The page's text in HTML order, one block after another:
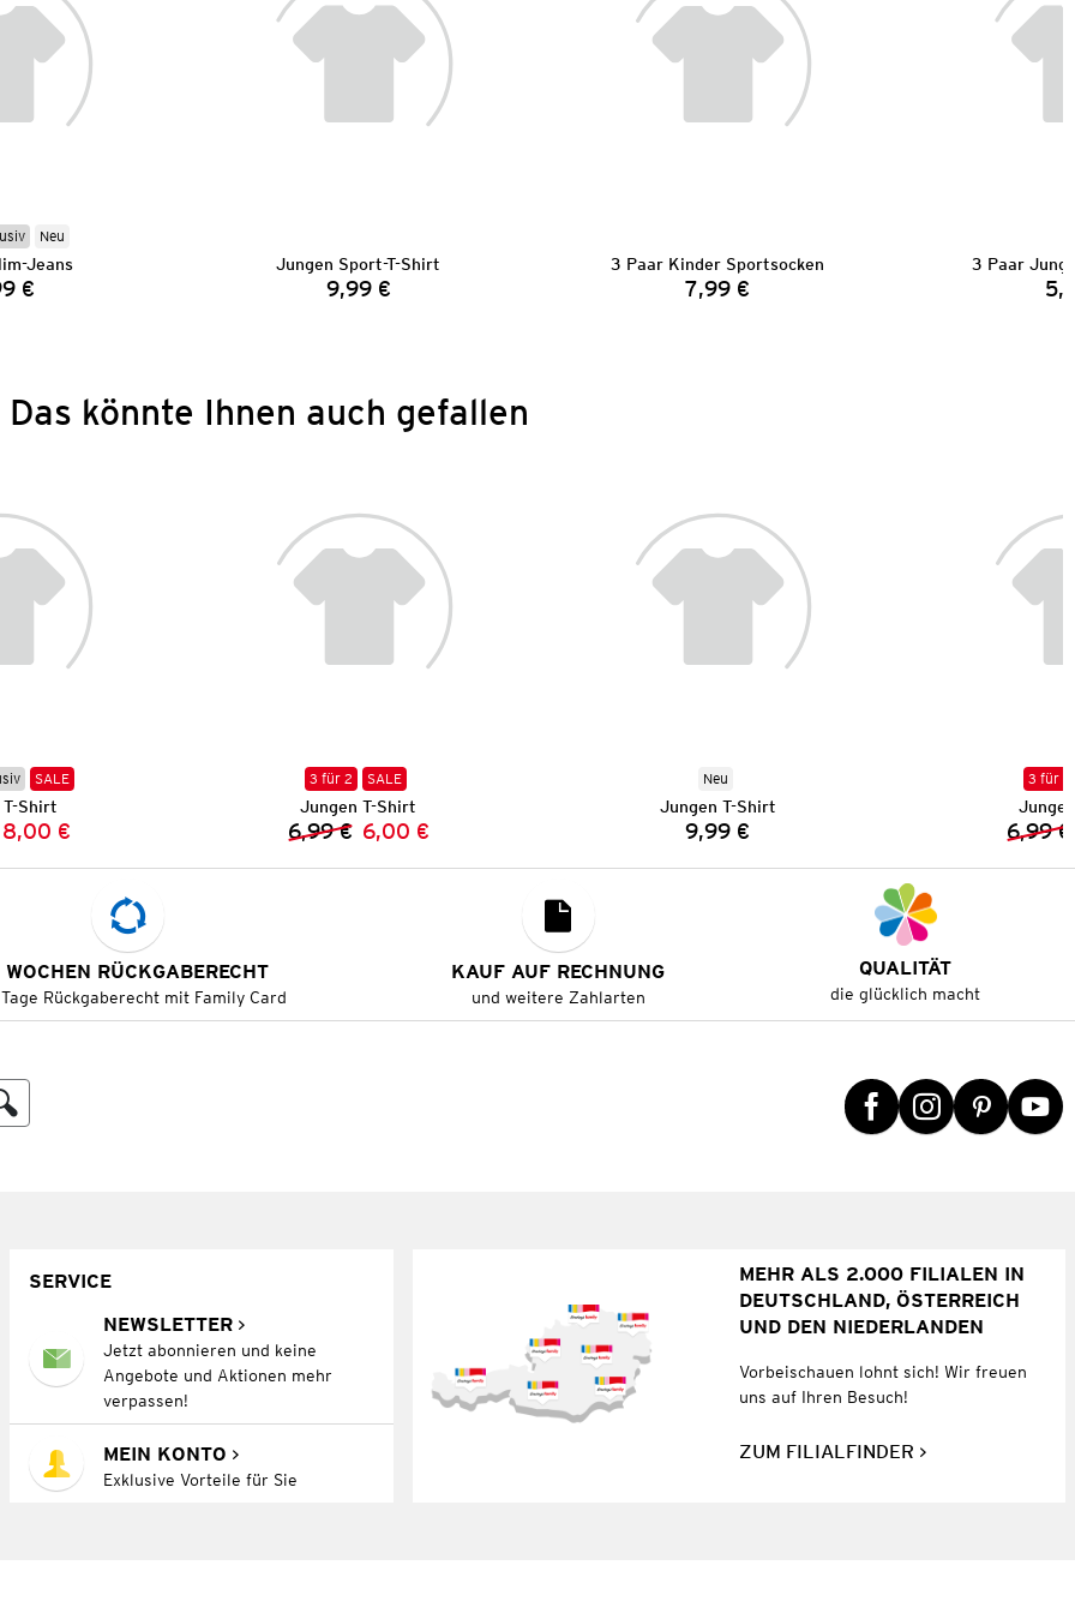
Neu
Jeans
€
Jungen Sport-T-Shirt
Preis:
9,99 €
3 Paar Kinder Sportsocken
Preis:
7,99 €
3 Paar
Das könnte Ihnen auch gefallen
SALE
Shirt
Preis:
Preis:
8,00 €
3 für 2 SALE
Jungen T-Shirt
Vorheriger Preis:
6,99 € Neuer Preis:
6,00 €
Neu
Jungen T-Shirt
Preis:
9,99 €
3 für 2
6,99 €
RÜCKGABERECHT
Rückgaberecht mit Family Card
KAUF AUF RECHNUNG
und weitere Zahlarten
QUALITÄT
die glücklich macht
SERVICE
NEWSLETTER
Jetzt abonnieren und keine
Angebote und Aktionen mehr
verpassen!
MEIN KONTO
Exklusive Vorteile für Sie
MEHR ALS 2.000 FILIALEN IN
DEUTSCHLAND, ÖSTERREICH
UND DEN NIEDERLANDEN
Vorbeischauen lohnt sich! Wir freuen
uns auf Ihren Besuch!
ZUM FILIALFINDER